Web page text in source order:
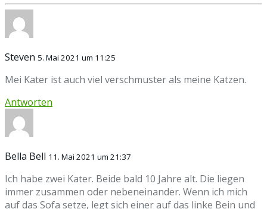
Steven 5. Mai 2021 um 11:25
Mei Kater ist auch viel verschmuster als meine Katzen.
Antworten
Bella Bell 11. Mai 2021 um 21:37
Ich habe zwei Kater. Beide bald 10 Jahre alt. Die liegen
immer zusammen oder nebeneinander. Wenn ich mich
auf das Sofa setze, legt sich einer auf das linke Bein und